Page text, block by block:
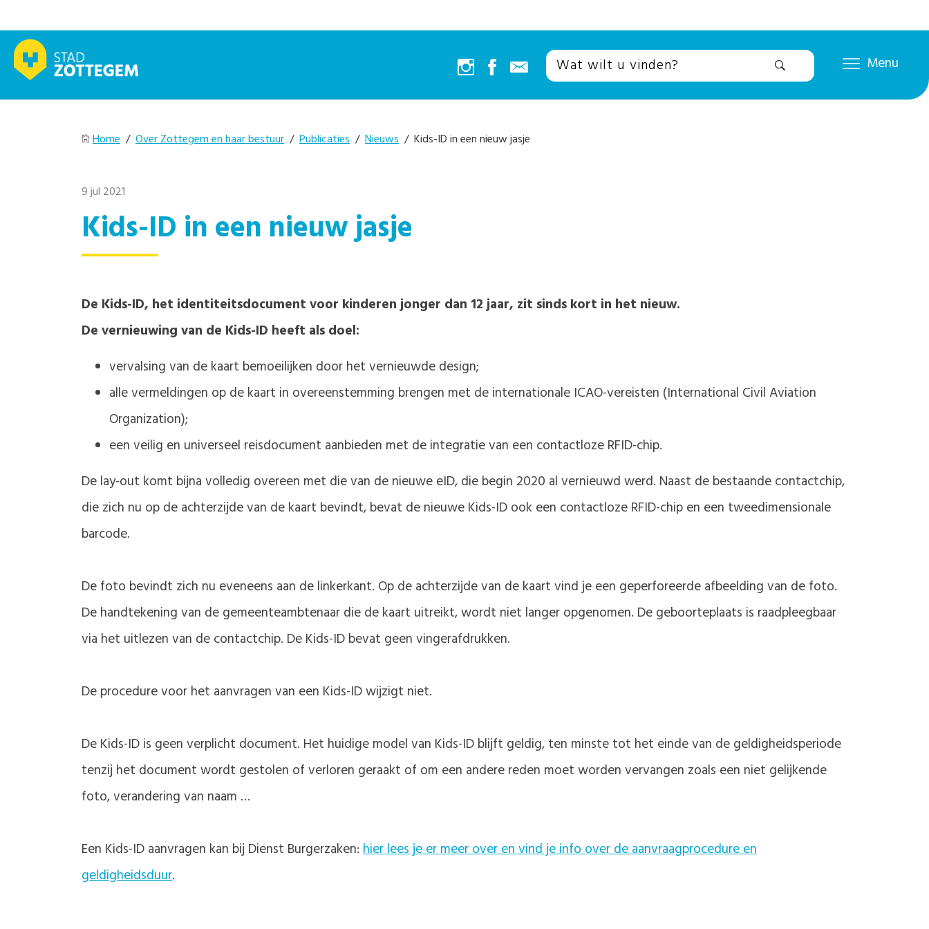
Menu
Home / Over Zottegem en haar bestuur / Publicaties / Nieuws / Kids-ID in een nieuw jasje
9 jul 2021
Kids-ID in een nieuw jasje
De Kids-ID, het identiteitsdocument voor kinderen jonger dan 12 jaar, zit sinds kort in het nieuw.
De vernieuwing van de Kids-ID heeft als doel:
vervalsing van de kaart bemoeilijken door het vernieuwde design;
alle vermeldingen op de kaart in overeenstemming brengen met de internationale ICAO-vereisten (International Civil Aviation
Organization);
een veilig en universeel reisdocument aanbieden met de integratie van een contactloze RFID-chip.
De lay-out komt bijna volledig overeen met die van de nieuwe eID, die begin 2020 al vernieuwd werd. Naast de bestaande contactchip,
die zich nu op de achterzijde van de kaart bevindt, bevat de nieuwe Kids-ID ook een contactloze RFID-chip en een tweedimensionale
barcode.
De foto bevindt zich nu eveneens aan de linkerkant. Op de achterzijde van de kaart vind je een geperforeerde afbeelding van de foto.
De handtekening van de gemeenteambtenaar die de kaart uitreikt, wordt niet langer opgenomen. De geboorteplaats is raadpleegbaar
via het uitlezen van de contactchip. De Kids-ID bevat geen vingerafdrukken.
De procedure voor het aanvragen van een Kids-ID wijzigt niet.
De Kids-ID is geen verplicht document. Het huidige model van Kids-ID blijft geldig, ten minste tot het einde van de geldigheidsperiode
tenzij het document wordt gestolen of verloren geraakt of om een andere reden moet worden vervangen zoals een niet gelijkende
foto, verandering van naam …
Een Kids-ID aanvragen kan bij Dienst Burgerzaken: hier lees je er meer over en vind je info over de aanvraagprocedure en
geldigheidsduur.